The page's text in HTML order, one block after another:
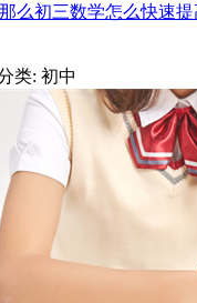
么初三数学怎么快速
类: 初中